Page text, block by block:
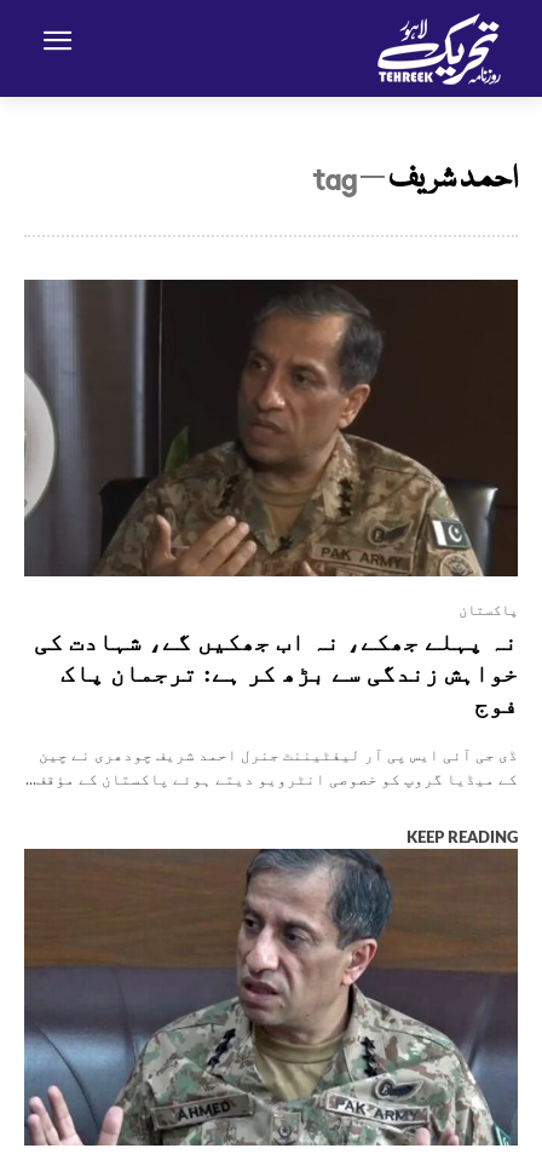
احمد شریف─ tag
پاکستان
نہ پہلے جھکے، نہ اب جھکیں گے، شہادت کی
خواہش زندگی سے بڑھ کر ہے: ترجمان پاک
فوج
ڈی جی آئی ایس پی آر لیفٹیننٹ جنرل احمد شریف چودھری نے چین
کے میڈیا گروپ کو خصوصی انٹرویو دیتے ہوئے پاکستان کے مؤقف...
KEEP READING